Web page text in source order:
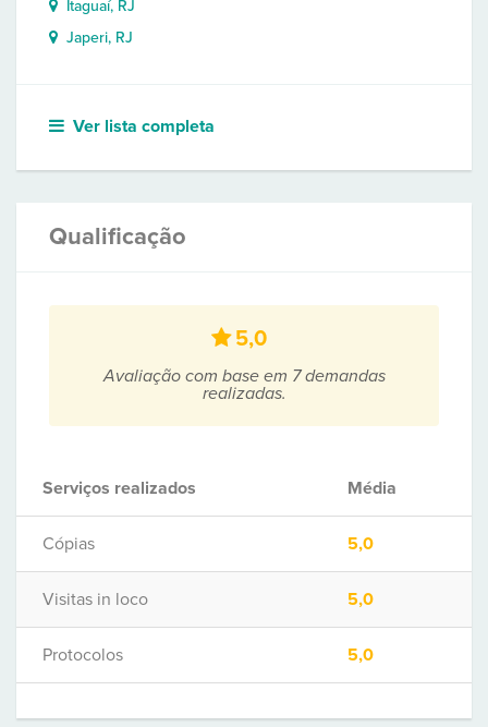
Itaguaí, RJ
Japeri, RJ
Ver lista completa
Qualificação
5,0
Avaliação com base em 7 demandas
realizadas.
Serviços realizados Média
Cópias 5,0
Visitas in loco 5,0
Protocolos 5,0